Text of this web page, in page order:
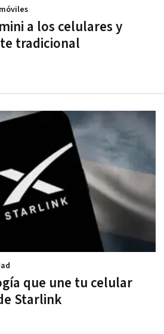
a los celulares y
tradicional
que une tu celular
Starlink